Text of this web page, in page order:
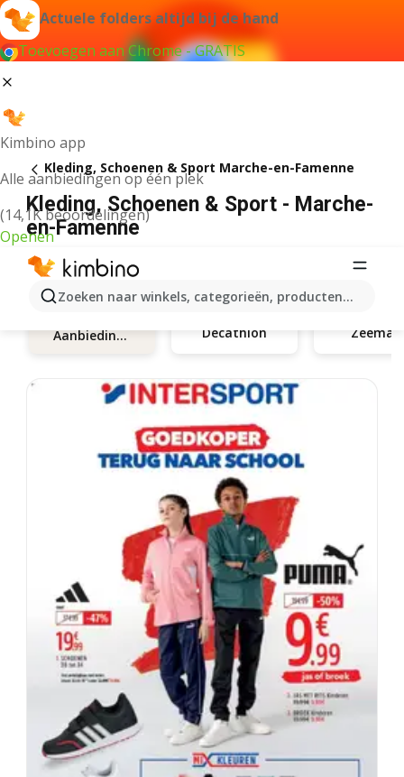
Actuele folders altijd bij de hand
Toevoegen aan Chrome - GRATIS
Kimbino app
Alle aanbiedingen op één plek
(14,1K beoordelingen)
Openen
Zoeken naar winkels, categorieën, producten...
Kleding, Schoenen & Sport Marche-en-Famenne
Kleding, Schoenen & Sport - Marche-
en-Famenne
Aanbiedingen Decathlon Zeeman